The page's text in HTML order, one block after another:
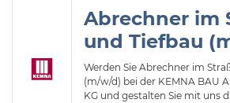
Abrechner im
und Tiefbau
Werden Sie Abrechner im
(m/w/d) bei der KEMNA BAU
KG und gestalten Sie mit uns